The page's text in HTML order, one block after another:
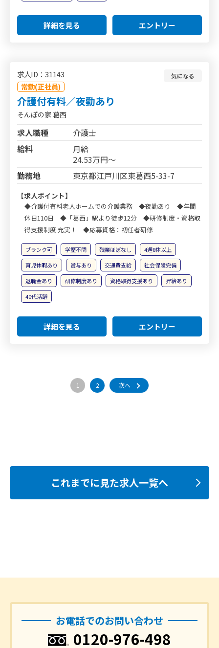
詳細を見る エントリー
求人ID：31143
常勤(正社員)
気になる
介護付有料／夜勤あり
そんぽの家 葛西
求人職種
介護士
給料
月給
24.53万円～
勤務地
東京都江戸川区東葛西5-33-7
【求人ポイント】
◆介護付有料老人ホームでの介護業務 ◆夜勤あり ◆年間
休日110日 ◆「葛西」駅より徒歩12分 ◆研修制度・資格取
得支援制度 充実！ ◆応募資格：初任者研修
ブランク可 学歴不問 残業ほぼなし
4週8休以上
育児休暇あり
賞与あり 交通費支給
社会保険完備
退職金あり
研修制度あり 資格取得支援あり
昇給あり
40代活躍
詳細を見る エントリー
1 2 次へ
これまでに見た求人一覧へ
お電話でのお問い合わせ
0120-976-498